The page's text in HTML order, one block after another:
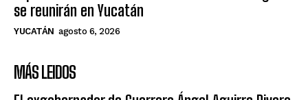
se reunirán en Yucatán
YUCATÁN agosto 6, 2026
MÁS LEIDOS